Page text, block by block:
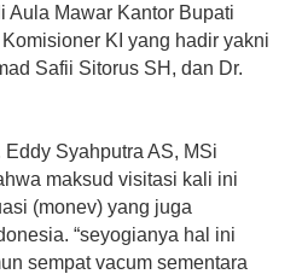
Aula Mawar Kantor Bupati
KI yang hadir yakni
Safii Sitorus SH, dan Dr.
Syahputra AS, MSi
maksud visitasi kali ini
(monev) yang juga
“seyogianya hal ini
sempat vacum sementara